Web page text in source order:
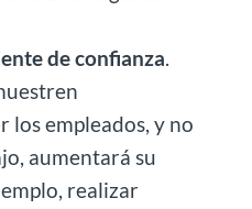
de confianza.
los empleados, y no
aumentará su
realizar